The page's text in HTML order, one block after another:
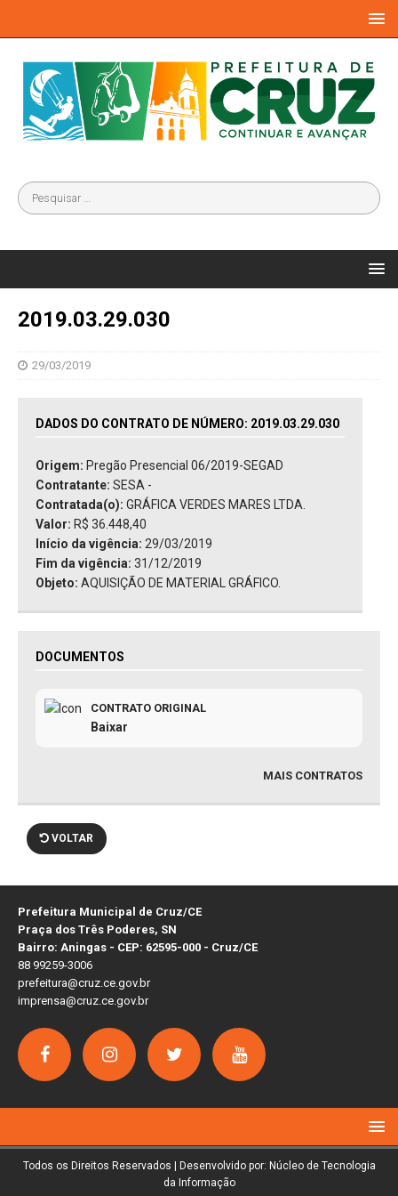
2019.03.29.030
29/03/2019
DADOS DO CONTRATO DE NÚMERO: 2019.03.29.030
Origem: Pregão Presencial 06/2019-SEGAD
Contratante: SESA -
Contratada(o): GRÁFICA VERDES MARES LTDA.
Valor: R$ 36.448,40
Início da vigência: 29/03/2019
Fim da vigência: 31/12/2019
Objeto: AQUISIÇÃO DE MATERIAL GRÁFICO.
DOCUMENTOS
CONTRATO ORIGINAL
Baixar
MAIS CONTRATOS
VOLTAR
Prefeitura Municipal de Cruz/CE
Praça dos Três Poderes, SN
Bairro: Aningas - CEP: 62595-000 - Cruz/CE
88 99259-3006
prefeitura@cruz.ce.gov.br
imprensa@cruz.ce.gov.br
Todos os Direitos Reservados | Desenvolvido por: Núcleo de Tecnologia
da Informação